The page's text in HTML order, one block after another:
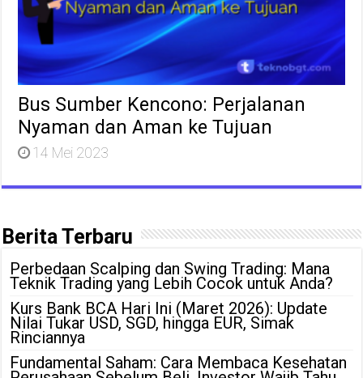
Bus Sumber Kencono: Perjalanan
Nyaman dan Aman ke Tujuan
14 Mei 2023
Berita Terbaru
Perbedaan Scalping dan Swing Trading: Mana
Teknik Trading yang Lebih Cocok untuk Anda?
Kurs Bank BCA Hari Ini (Maret 2026): Update
Nilai Tukar USD, SGD, hingga EUR, Simak
Rinciannya
Fundamental Saham: Cara Membaca Kesehatan